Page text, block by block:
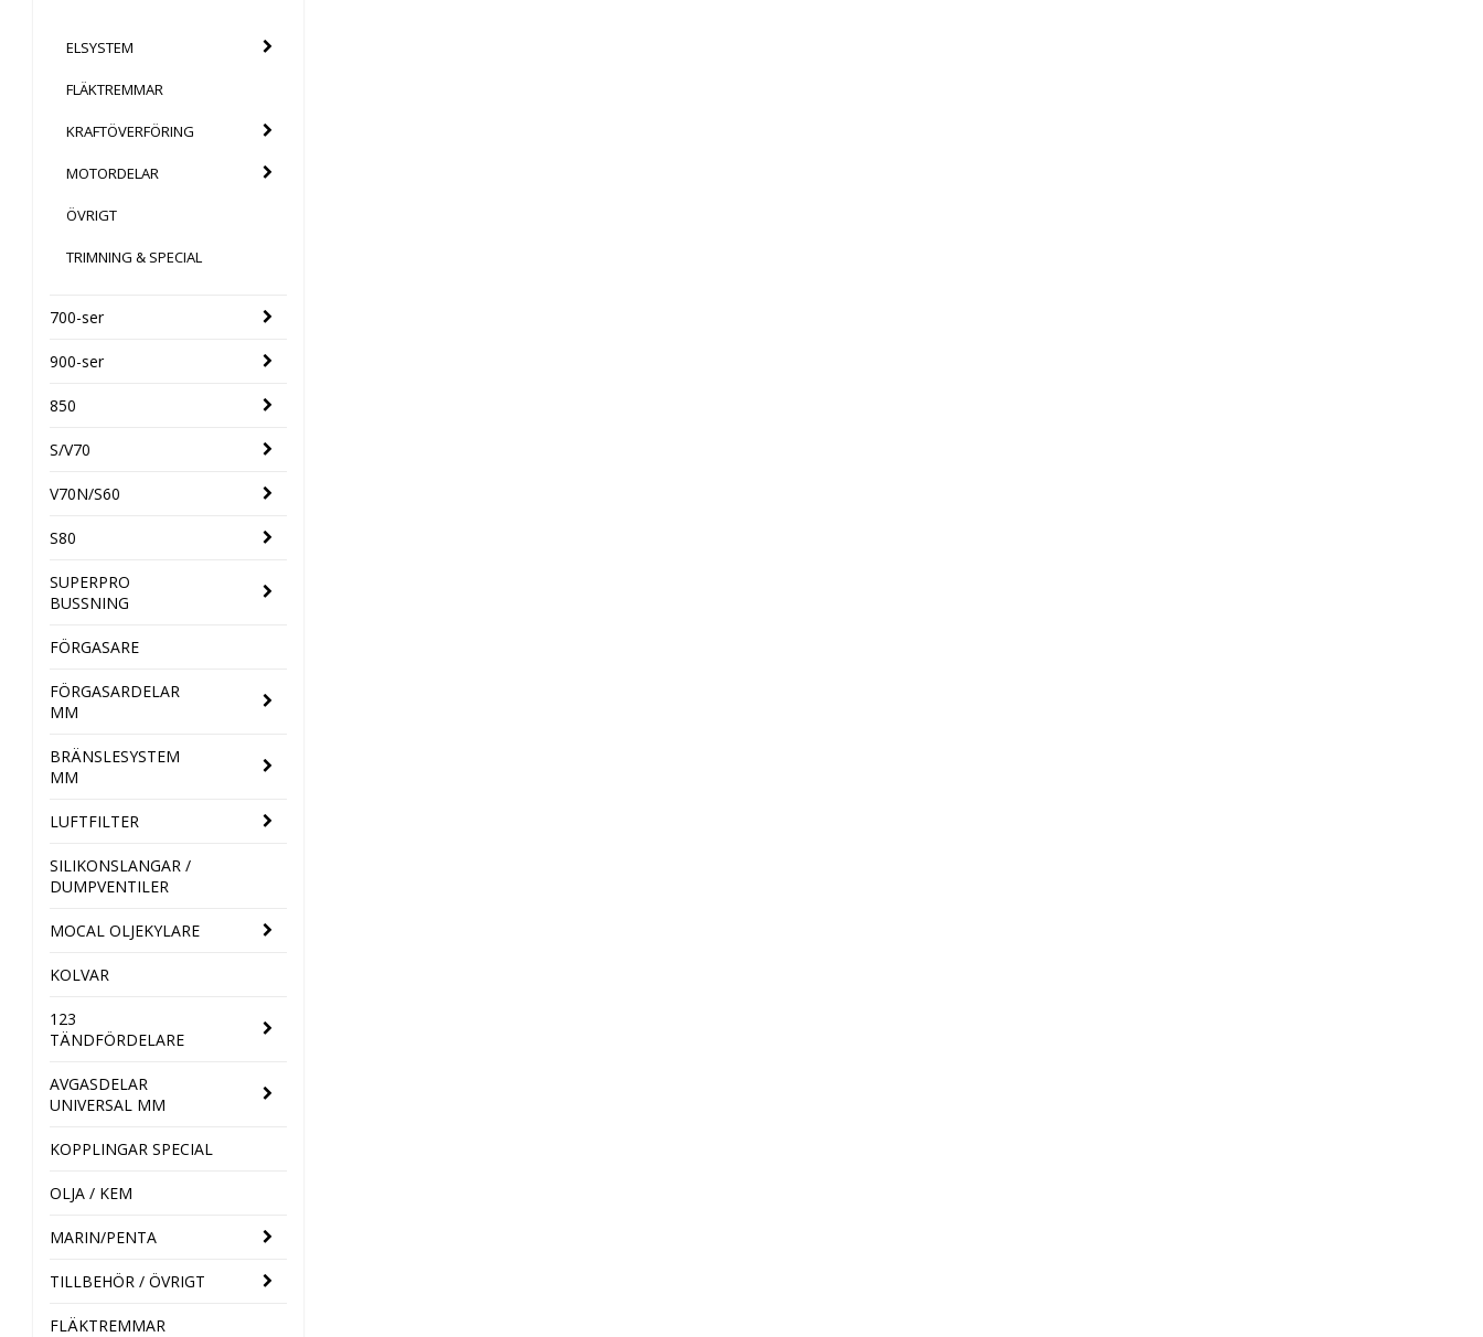
ELSYSTEM
FLÄKTREMMAR
KRAFTÖVERFÖRING
MOTORDELAR
ÖVRIGT
TRIMNING & SPECIAL
700-ser
900-ser
850
S/V70
V70N/S60
S80
SUPERPRO
BUSSNING
FÖRGASARE
FÖRGASARDELAR
MM
BRÄNSLESYSTEM
MM
LUFTFILTER
SILIKONSLANGAR /
DUMPVENTILER
MOCAL OLJEKYLARE
KOLVAR
123
TÄNDFÖRDELARE
AVGASDELAR
UNIVERSAL MM
KOPPLINGAR SPECIAL
OLJA / KEM
MARIN/PENTA
TILLBEHÖR / ÖVRIGT
FLÄKTREMMAR